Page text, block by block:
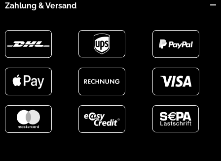
Zahlung & Versand